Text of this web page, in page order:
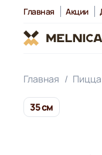
Главная Акции
Главная Пицца
35 см